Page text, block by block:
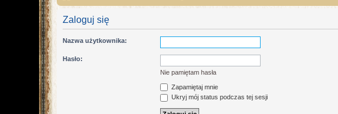
Zaloguj się
Nazwa użytkownika:
Hasło:
Nie pamiętam hasła
Zapamiętaj mnie
Ukryj mój status podczas tej sesji